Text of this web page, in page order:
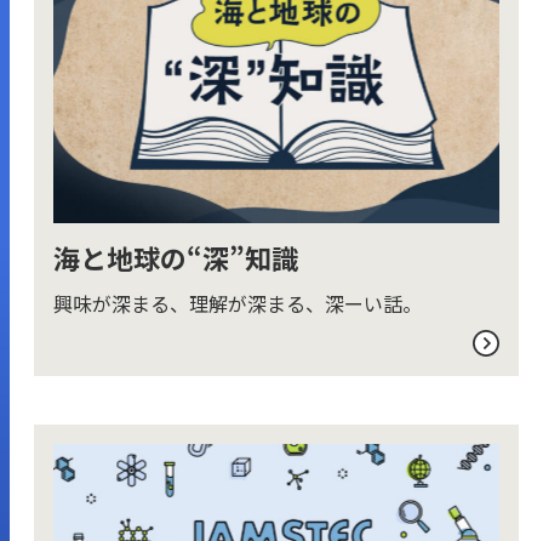
海と地球の“深”知識
興味が深まる、理解が深まる、深ーい話。